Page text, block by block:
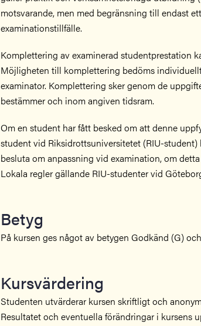
motsvarande, men med begränsning till endast
examinationstillfälle.
Komplettering av examinerad studentprestation
Möjligheten till komplettering bedöms
examinator. Komplettering sker genom de
bestämmer och inom angiven tidsram.
Om en student har fått besked om att denne
student vid Riksidrottsuniversitetet (RIU-student)
besluta om anpassning vid examination, om
Lokala regler gällande RIU-studenter vid
Betyg
På kursen ges något av betygen Godkänd (G)
Kursvärdering
Studenten utvärderar kursen skriftligt och
Resultatet och eventuella förändringar i kursens